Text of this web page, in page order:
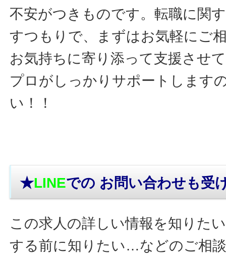
不安がつきものです。転職に関
すつもりで、まずはお気軽にご
お気持ちに寄り添って支援させ
プロがしっかりサポートします
い！！
★LINEでの お問い合わせも受
この求人の詳しい情報を知りた
する前に知りたい…などのご相